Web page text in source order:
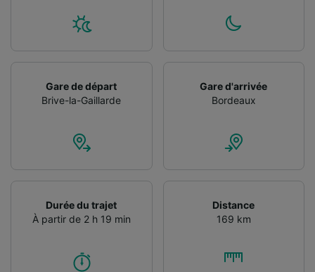
Gare de départ
Brive-la-Gaillarde
Gare d'arrivée
Bordeaux
Durée du trajet
À partir de 2 h 19 min
Distance
169 km